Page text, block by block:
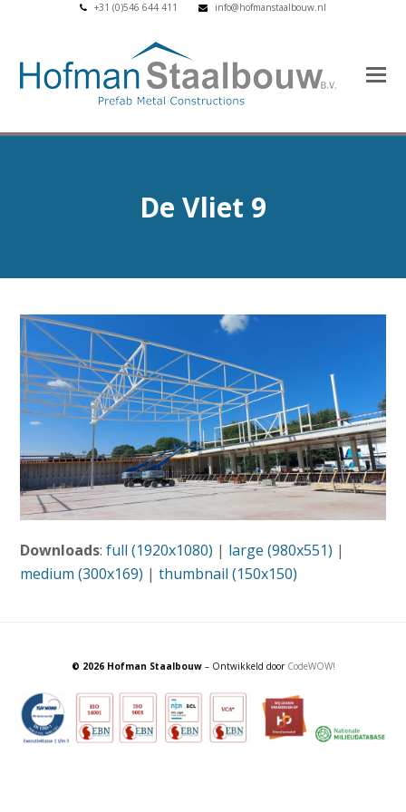
+31 (0)546 644 411 info@hofmanstaalbouw.nl
De Vliet 9
Downloads:full (1920x1080) | large (980x551) |
medium (300x169) |thumbnail (150x150)
© 2026 Hofman Staalbouw– Ontwikkeld door CodeWOW!